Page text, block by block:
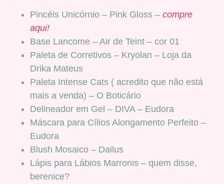
Pincéis Unicórnio – Pink Gloss – compre
aqui!
Base Lancome – Air de Teint – cor 01
Paleta de Corretivos – Kryolan – Loja da
Drika Mateus
Paleta Intense Cats ( acredito que não está
mais a venda) – O Boticário
Delineador em Gel – DIVA – Eudora
Máscara para Cílios Alongamento Perfeito –
Eudora
Blush Mosaico – Dailus
Lápis para Lábios Marronis – quem disse,
berenice?